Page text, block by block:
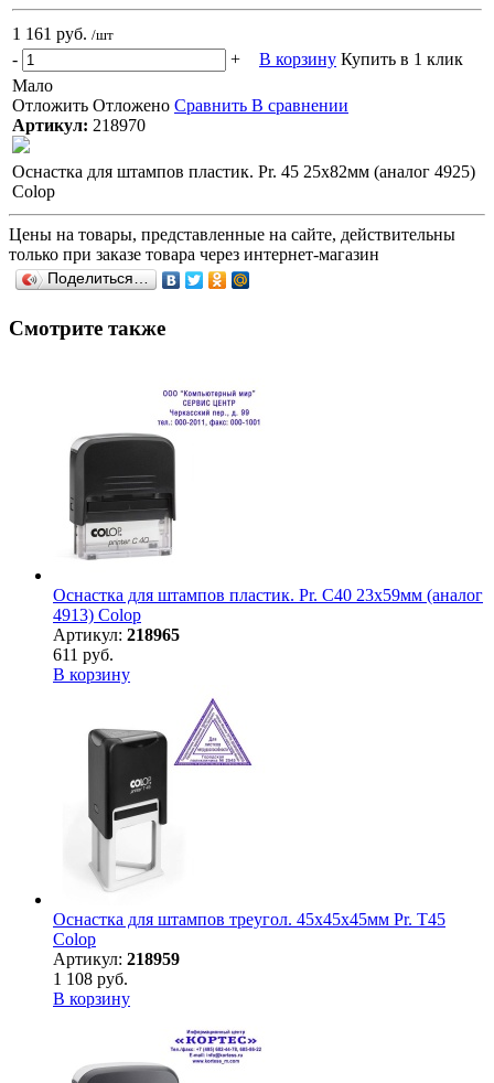
1 161 руб. /шт
- + В корзину Купить в 1 клик
Мало
Отложить Отложено Сравнить В сравнении
Артикул: 218970
Оснастка для штампов пластик. Pr. 45 25х82мм (аналог 4925)
Colop
Цены на товары, представленные на сайте, действительны
только при заказе товара через интернет-магазин
Поделиться…
Смотрите также
Оснастка для штампов пластик. Pr. C40 23х59мм (аналог
4913) Colop
Артикул: 218965
611 руб.
В корзину
Оснастка для штампов треугол. 45х45х45мм Pr. T45
Colop
Артикул: 218959
1 108 руб.
В корзину